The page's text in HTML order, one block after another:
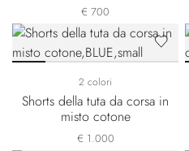
€ 700
2 colori
Shorts della tuta da corsa in
misto cotone
€ 1.000